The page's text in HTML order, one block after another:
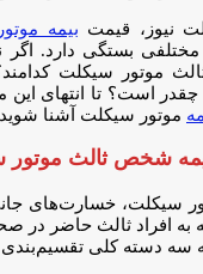
نیوز، قیمت بیمه
مختلفی بستگی دارد. اگر
موتور سیکلت
است؟ تا انتهای این
موتور سیکلت آشنا
شخص ثالث موتور
سیکلت، خسارت‌های
افراد ثالث حاضر در
سه دسته کلی